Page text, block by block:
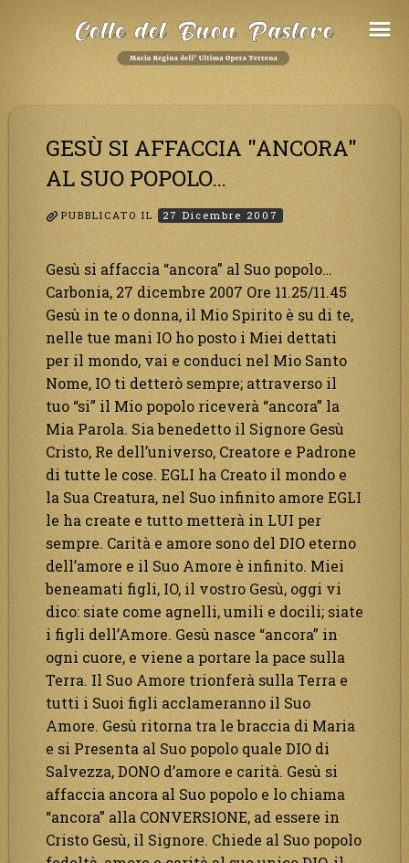
GESÙ SI AFFACCIA "ANCORA"
AL SUO POPOLO…
PUBBLICATO IL 27 Dicembre 2007
Gesù si affaccia “ancora” al Suo popolo…
Carbonia, 27 dicembre 2007 Ore 11.25/11.45
Gesù in te o donna, il Mio Spirito è su di te,
nelle tue mani IO ho posto i Miei dettati
per il mondo, vai e conduci nel Mio Santo
Nome, IO ti detterò sempre; attraverso il
tuo “si” il Mio popolo riceverà “ancora” la
Mia Parola. Sia benedetto il Signore Gesù
Cristo, Re dell’universo, Creatore e Padrone
di tutte le cose. EGLI ha Creato il mondo e
la Sua Creatura, nel Suo infinito amore EGLI
le ha create e tutto metterà in LUI per
sempre. Carità e amore sono del DIO eterno
dell’amore e il Suo Amore è infinito. Miei
beneamati figli, IO, il vostro Gesù, oggi vi
dico: siate come agnelli, umili e docili; siate
i figli dell’Amore. Gesù nasce “ancora” in
ogni cuore, e viene a portare la pace sulla
Terra. Il Suo Amore trionferà sulla Terra e
tutti i Suoi figli acclameranno il Suo
Amore. Gesù ritorna tra le braccia di Maria
e si Presenta al Suo popolo quale DIO di
Salvezza, DONO d’amore e carità. Gesù si
affaccia ancora al Suo popolo e lo chiama
“ancora” alla CONVERSIONE, ad essere in
Cristo Gesù, il Signore. Chiede al Suo popolo